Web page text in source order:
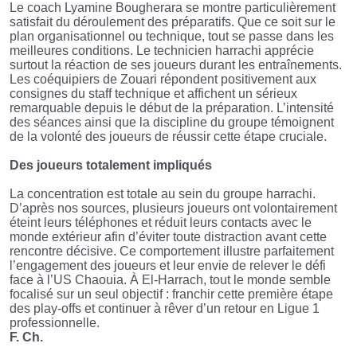
Le coach Lyamine Bougherara se montre particulièrement
satisfait du déroulement des préparatifs. Que ce soit sur le
plan organisationnel ou technique, tout se passe dans les
meilleures conditions. Le technicien harrachi apprécie
surtout la réaction de ses joueurs durant les entraînements.
Les coéquipiers de Zouari répondent positivement aux
consignes du staff technique et affichent un sérieux
remarquable depuis le début de la préparation. L’intensité
des séances ainsi que la discipline du groupe témoignent
de la volonté des joueurs de réussir cette étape cruciale.
Des joueurs totalement impliqués
La concentration est totale au sein du groupe harrachi.
D’après nos sources, plusieurs joueurs ont volontairement
éteint leurs téléphones et réduit leurs contacts avec le
monde extérieur afin d’éviter toute distraction avant cette
rencontre décisive. Ce comportement illustre parfaitement
l’engagement des joueurs et leur envie de relever le défi
face à l’US Chaouia. À El-Harrach, tout le monde semble
focalisé sur un seul objectif : franchir cette première étape
des play-offs et continuer à rêver d’un retour en Ligue 1
professionnelle.
F. Ch.